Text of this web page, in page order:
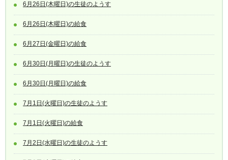
6月26日(木曜日)の生徒のようす
6月26日(木曜日)の給食
6月27日(金曜日)の給食
6月30日(月曜日)の生徒のようす
6月30日(月曜日)の給食
7月1日(火曜日)の生徒のようす
7月1日(火曜日)の給食
7月2日(水曜日)の生徒のようす